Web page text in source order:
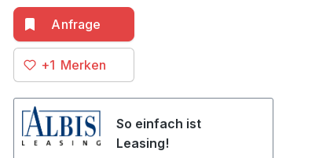
+1
So einfach ist
Leasing!